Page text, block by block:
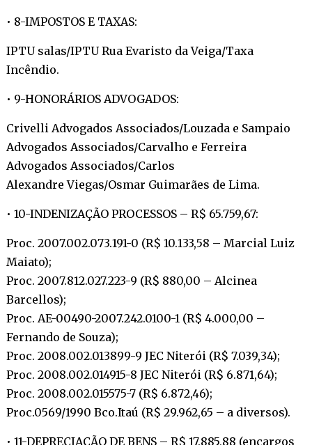
• 8-IMPOSTOS E TAXAS:
IPTU salas/IPTU Rua Evaristo da Veiga/Taxa
Incêndio.
• 9-HONORÁRIOS ADVOGADOS:
Crivelli Advogados Associados/Louzada e Sampaio
Advogados Associados/Carvalho e Ferreira
Advogados Associados/Carlos
Alexandre Viegas/Osmar Guimarães de Lima.
• 10-INDENIZAÇÃO PROCESSOS – R$ 65.759,67:
Proc. 2007.002.073.191-0 (R$ 10.133,58 – Marcial Luiz
Maiato);
Proc. 2007.812.027.223-9 (R$ 880,00 – Alcinea
Barcellos);
Proc. AE-00490-2007.242.0100-1 (R$ 4.000,00 –
Fernando de Souza);
Proc. 2008.002.013899-9 JEC Niterói (R$ 7.039,34);
Proc. 2008.002.014915-8 JEC Niterói (R$ 6.871,64);
Proc. 2008.002.015575-7 (R$ 6.872,46);
Proc.0569/1990 Bco.Itaú (R$ 29.962,65 – a diversos).
• 11-DEPRECIAÇÃO DE BENS – R$ 17.885,88 (encargos